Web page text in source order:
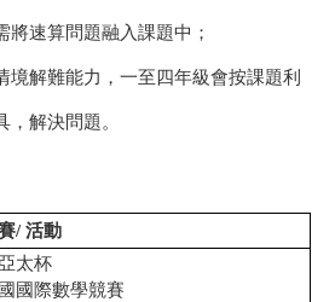
將速算問題融入課題中；
境解難能力，一至四年級會按課題利
解決問題。
/活動
太杯
國際數學競賽